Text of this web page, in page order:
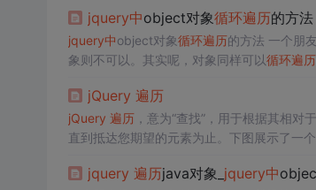
够更加灵活地运用它们。在前端的征途上，愿
jquery中object对象循环遍历的方法
jquery中object对象循环遍历 的方法
象则不可以。其实呢，对象同样可以循环遍历
jQuery 遍历
jQuery 遍历，意为“查找”，用于根据其相对
直到抵达您期望的元素为止。下图展示了一
jquery 遍历java对象_ jquery中